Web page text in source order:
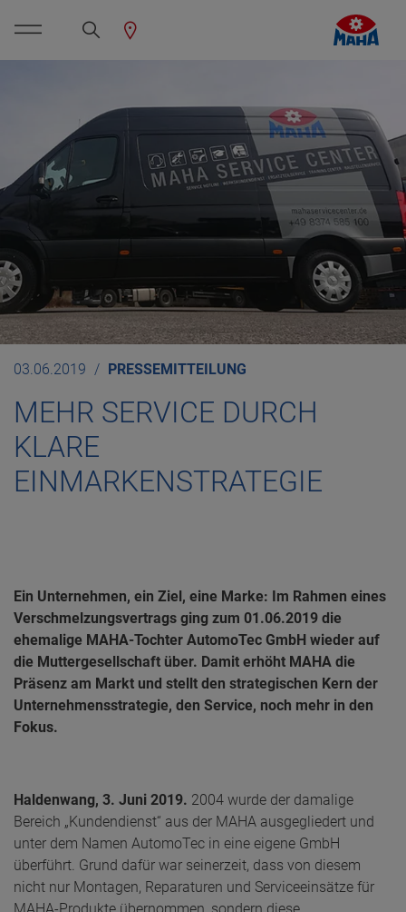
03.06.2019 PRESSEMITTEILUNG
MEHR SERVICE DURCH
KLARE
EINMARKENSTRATEGIE
Ein Unternehmen, ein Ziel, eine Marke: Im Rahmen eines
Verschmelzungsvertrags ging zum 01.06.2019 die
ehemalige MAHA-Tochter AutomoTec GmbH wieder auf
die Muttergesellschaft über. Damit erhöht MAHA die
Präsenz am Markt und stellt den strategischen Kern der
Unternehmensstrategie, den Service, noch mehr in den
Fokus.
Haldenwang, 3. Juni 2019. 2004 wurde der damalige
Bereich „Kundendienst“ aus der MAHA ausgegliedert und
unter dem Namen AutomoTec in eine eigene GmbH
überführt. Grund dafür war seinerzeit, dass von diesem
nicht nur Montagen, Reparaturen und Serviceeinsätze für